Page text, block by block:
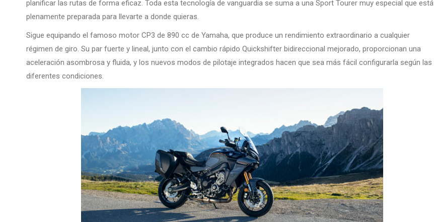
planificar las rutas de forma eficaz. Toda esta tecnología de vanguardia se suma a una Sport Tourer muy especial que está
plenamente preparada para llevarte a donde quieras.
Sigue equipando el famoso motor CP3 de 890 cc de Yamaha, que produce un rendimiento extraordinario a cualquier
régimen de giro. Su par fuerte y lineal, junto con el cambio rápido Quickshifter bidireccional mejorado, proporcionan una
aceleración asombrosa y fluida, y los nuevos modos de pilotaje integrados hacen que sea más fácil configurarla según las
diferentes condiciones.